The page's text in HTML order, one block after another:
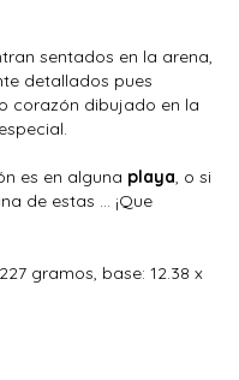
sentados en la arena,
detallados pues
corazón dibujado en la
es en alguna playa, o si
de estas ... ¡Que
gramos, base: 12.38 x